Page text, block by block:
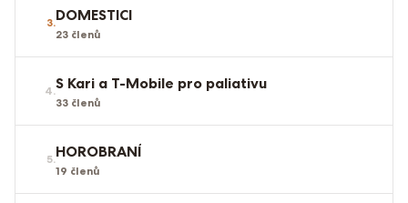
3.DOMESTICI
23 členů
4.S Kari a T-Mobile pro paliativu
33 členů
5.HOROBRANÍ
19 členů